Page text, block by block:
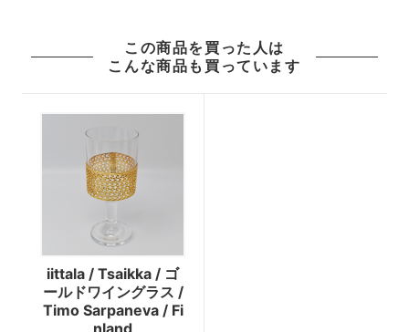
この商品を買った人は
こんな商品も買っています
iittala / Tsaikka / ゴ
ールドワイングラス /
Timo Sarpaneva / Fi